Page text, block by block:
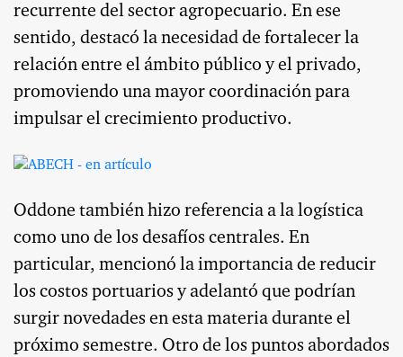
recurrente del sector agropecuario. En ese
sentido, destacó la necesidad de fortalecer la
relación entre el ámbito público y el privado,
promoviendo una mayor coordinación para
impulsar el crecimiento productivo.
Oddone también hizo referencia a la logística
como uno de los desafíos centrales. En
particular, mencionó la importancia de reducir
los costos portuarios y adelantó que podrían
surgir novedades en esta materia durante el
próximo semestre. Otro de los puntos abordados